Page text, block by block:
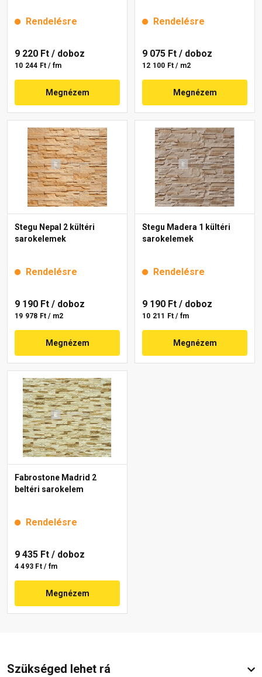
Rendelésre
9 220 Ft / doboz
10 244 Ft / fm
Megnézem
Rendelésre
9 075 Ft / doboz
12 100 Ft / m2
Megnézem
Stegu Nepal 2 kültéri
sarokelemek
Rendelésre
9 190 Ft / doboz
19 978 Ft / m2
Megnézem
Stegu Madera 1 kültéri
sarokelemek
Rendelésre
9 190 Ft / doboz
10 211 Ft / fm
Megnézem
Fabrostone Madrid 2
beltéri sarokelem
Rendelésre
9 435 Ft / doboz
4 493 Ft / fm
Megnézem
Szükséged lehet rá